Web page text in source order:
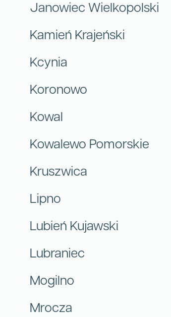
Janowiec Wielkopolski
Kamień Krajeński
Kcynia
Koronowo
Kowal
Kowalewo Pomorskie
Kruszwica
Lipno
Lubień Kujawski
Lubraniec
Mogilno
Mrocza